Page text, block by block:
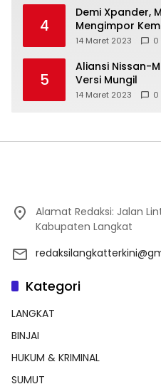
4
Demi Xpander,
Mengimpor
14 Maret 2023 0
5
Aliansi Nissan-
Versi Mungil
14 Maret 2023 0
Alamat Redaksi: Jalan
Kabupaten Langkat
Kategori
LANGKAT
BINJAI
HUKUM & KRIMINAL
SUMUT